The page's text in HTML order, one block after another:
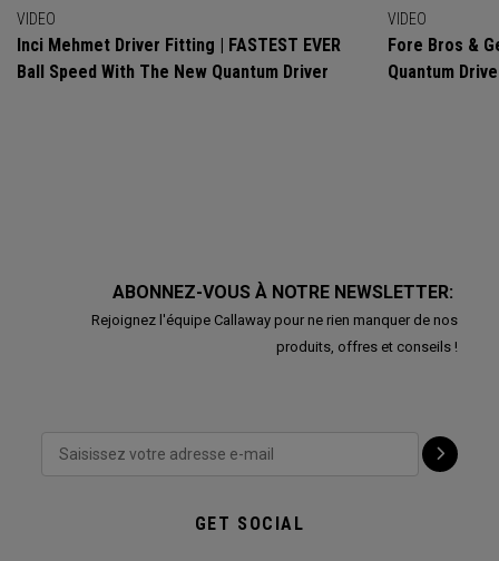
VIDEO
Inci Mehmet Driver Fitting | FASTEST EVER
Ball Speed With The New Quantum Driver
VIDEO
Fore Bros &
Quantum
ABONNEZ-VOUS À NOTRE NEWSLETTER:
Rejoignez l'équipe Callaway pour ne rien manquer de nos
produits, offres et conseils !
GET SOCIAL